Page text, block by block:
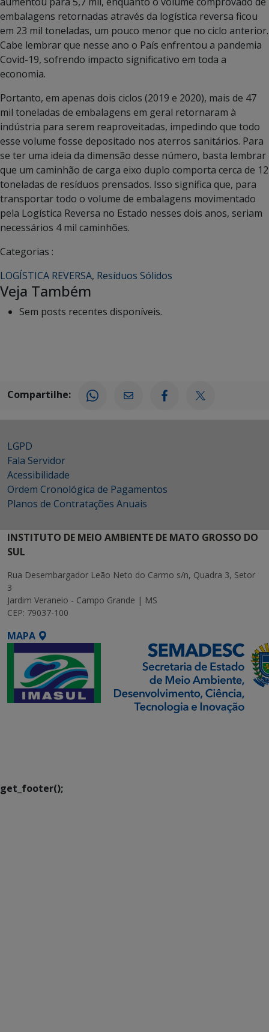
embalagens retornadas através da logística reversa ficou
em 23 mil toneladas, um pouco menor que no ciclo anterior.
Cabe lembrar que nesse ano o País enfrentou a pandemia
Covid-19, sofrendo impacto significativo em toda a
economia.
Portanto, em apenas dois ciclos (2019 e 2020), mais de 47
mil toneladas de embalagens em geral retornaram à
indústria para serem reaproveitadas, impedindo que todo
esse volume fosse depositado nos aterros sanitários. Para
se ter uma ideia da dimensão desse número, basta lembrar
que um caminhão de carga eixo duplo comporta cerca de 12
toneladas de resíduos prensados. Isso significa que, para
transportar todo o volume de embalagens movimentado
pela Logística Reversa no Estado nesses dois anos, seriam
necessários 4 mil caminhões.
Categorias :
LOGÍSTICA REVERSA, Resíduos Sólidos
Veja Também
Sem posts recentes disponíveis.
Compartilhe:
LGPD
Fala Servidor
Acessibilidade
Ordem Cronológica de Pagamentos
Planos de Contratações Anuais
INSTITUTO DE MEIO AMBIENTE DE MATO GROSSO DO
SUL
Rua Desembargador Leão Neto do Carmo s/n, Quadra 3, Setor
3
Jardim Veraneio - Campo Grande | MS
CEP: 79037-100
MAPA
get_footer();